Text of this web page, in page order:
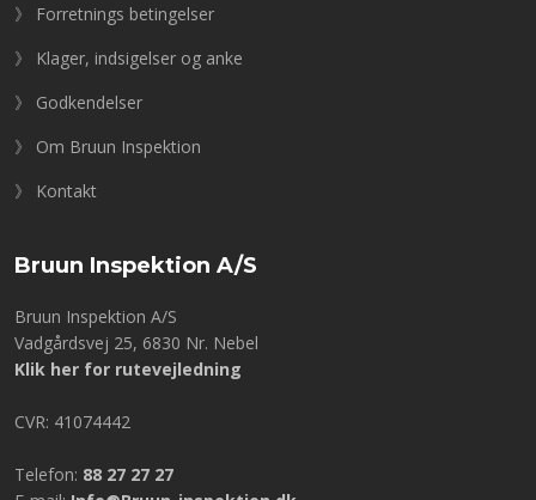
》 Forretnings betingelser
》 Klager, indsigelser og anke
》 Godkendelser
》 Om Bruun Inspektion
》 Kontakt
Bruun Inspektion A/S
Bruun Inspektion A/S
​​Vadgårdsvej 25, 6830 Nr. Nebel
Klik her for rutevejledning
CVR: 41074442
Telefon: 88 27 27 27